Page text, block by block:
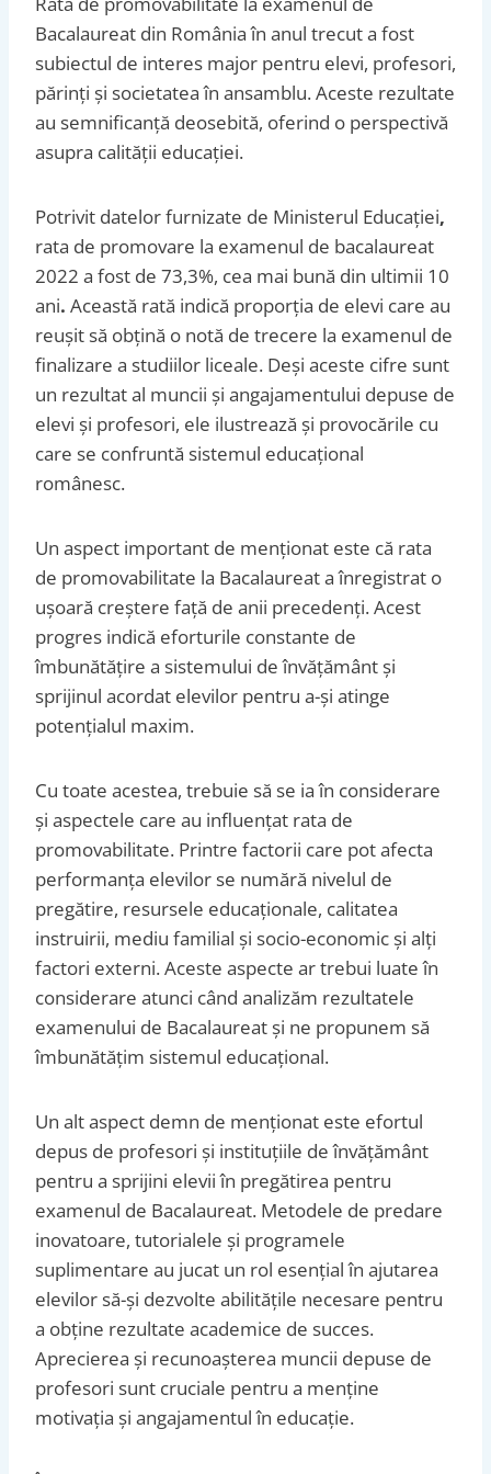
Bacalaureat din România în anul trecut a fost
subiectul de interes major pentru elevi, profesori,
părinți și societatea în ansamblu. Aceste rezultate
au semnificanță deosebită, oferind o perspectivă
asupra calității educației.
Potrivit datelor furnizate de Ministerul Educației,
rata de promovare la examenul de bacalaureat
2022 a fost de 73,3%, cea mai bună din ultimii 10
ani. Această rată indică proporția de elevi care au
reușit să obțină o notă de trecere la examenul de
finalizare a studiilor liceale. Deși aceste cifre sunt
un rezultat al muncii și angajamentului depuse de
elevi și profesori, ele ilustrează și provocările cu
care se confruntă sistemul educațional
românesc.
Un aspect important de menționat este că rata
de promovabilitate la Bacalaureat a înregistrat o
ușoară creștere față de anii precedenți. Acest
progres indică eforturile constante de
îmbunătățire a sistemului de învățământ și
sprijinul acordat elevilor pentru a-și atinge
potențialul maxim.
Cu toate acestea, trebuie să se ia în considerare
și aspectele care au influențat rata de
promovabilitate. Printre factorii care pot afecta
performanța elevilor se numără nivelul de
pregătire, resursele educaționale, calitatea
instruirii, mediu familial și socio-economic și alți
factori externi. Aceste aspecte ar trebui luate în
considerare atunci când analizăm rezultatele
examenului de Bacalaureat și ne propunem să
îmbunătățim sistemul educațional.
Un alt aspect demn de menționat este efortul
depus de profesori și instituțiile de învățământ
pentru a sprijini elevii în pregătirea pentru
examenul de Bacalaureat. Metodele de predare
inovatoare, tutorialele și programele
suplimentare au jucat un rol esențial în ajutarea
elevilor să-și dezvolte abilitățile necesare pentru
a obține rezultate academice de succes.
Aprecierea și recunoașterea muncii depuse de
profesori sunt cruciale pentru a menține
motivația și angajamentul în educație.